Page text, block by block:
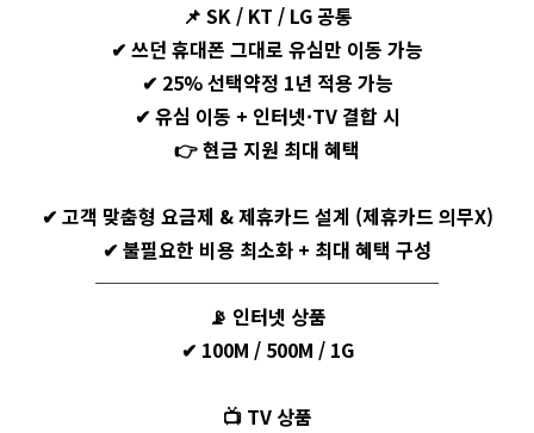
📌 SK / KT / LG 공통
✔ 쓰던 휴대폰 그대로 유심만 이동 가능
✔ 25% 선택약정 1년 적용 가능
✔ 유심 이동 + 인터넷·TV 결합 시
👉현금 지원 최대 혜택
✔ 고객 맞춤형 요금제 & 제휴카드 설계 (제휴카드 의무X)
✔ 불필요한 비용 최소화 + 최대 혜택 구성
──────────────────
📡 인터넷 상품
✔ 100M / 500M / 1G
📺TV 상품